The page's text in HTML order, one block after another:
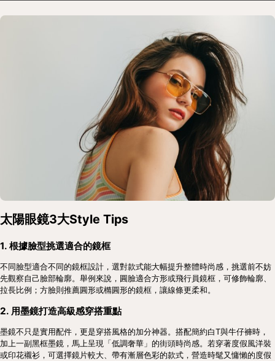
太陽眼鏡3大Style Tips
1. 根據臉型挑選適合的鏡框
不同臉型適合不同的鏡框設計，選對款式能大幅提升整體時尚感，挑選前不妨
先觀察自己臉部輪廓。舉例來說，圓臉適合方形或飛行員鏡框，可修飾輪廓、
拉長比例；方臉則推薦圓形或橢圓形的鏡框，讓線條更柔和。
2. 用墨鏡打造高級感穿搭重點
墨鏡不只是實用配件，更是穿搭風格的加分神器。搭配簡約白T與牛仔褲時，
加上一副黑框墨鏡，馬上呈現「低調奢華」的街頭時尚感。若穿著度假風洋裝
或印花襯衫，可選擇鏡片較大、帶有漸層色彩的款式，營造時髦又慵懶的度假